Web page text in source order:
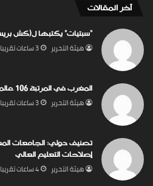
‏آخر المقالات
“سبتيات” يكتبها ل(كش
‏هيئة ‏التحرير 3 ساعات ‏تقريبا
المغرب في المرتبة 106 عالميا في مؤشر الانتقال والإقامة..
‏هيئة ‏التحرير 3 ساعات ‏تقريبا
تصنيف دولي: الجامعات
إصلاحات التعليم العالي
‏هيئة ‏التحرير 4 ساعات ‏تقريبا